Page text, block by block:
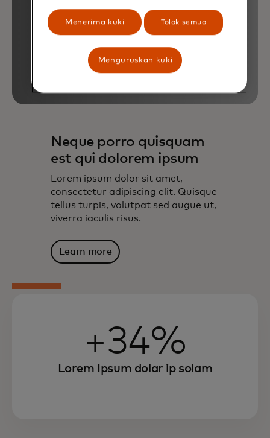
Neque porro quisquam
est qui dolorem ipsum
Lorem ipsum dolor sit amet,
consectetur adipiscing elit. Quisque
tellus turpis, volutpat sed augue ut,
viverra iaculis risus.
Learn more
+34%
Lorem Ipsum dolar ip solam
Menerima kuki Tolak semua
Menguruskan kuki